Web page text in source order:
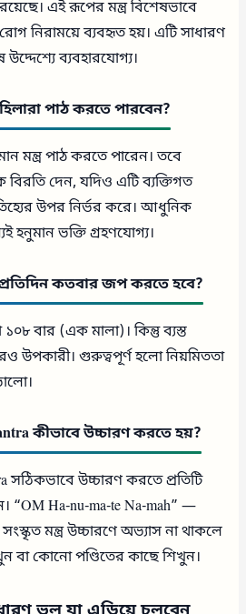
এই রূপের মন্ত্র বিশেষভাবে
নিরাময়ে ব্যবহৃত হয়। এটি সাধারণ
উদ্দেশ্যে ব্যবহারযোগ্য।
পাঠ করতে পারবেন?
মন্ত্র পাঠ করতে পারেন। তবে
দেন, যদিও এটি ব্যক্তিগত
উপর নির্ভর করে। আধুনিক
হনুমান ভক্তি গ্রহণযোগ্য।
প্রতিদিন কতবার জপ করতে হবে?
১০৮ বার (এক মালা)। কিন্তু ব্যস্ত
উপকারী। গুরুত্বপূর্ণ হলো নিয়মিততা
কীভাবে উচ্চারণ করতে হয়?
সঠিকভাবে উচ্চারণ করতে প্রতিটি
Ha-nu-ma-te Na-mah” —
মন্ত্র উচ্চারণে অভ্যাস না থাকলে
বা কোনো পণ্ডিতের কাছে শিখুন।